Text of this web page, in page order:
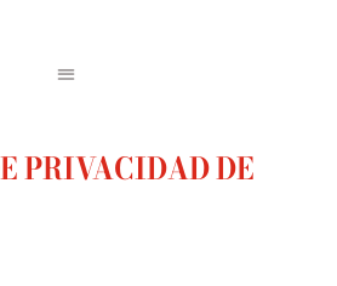
PRIVACIDAD DE